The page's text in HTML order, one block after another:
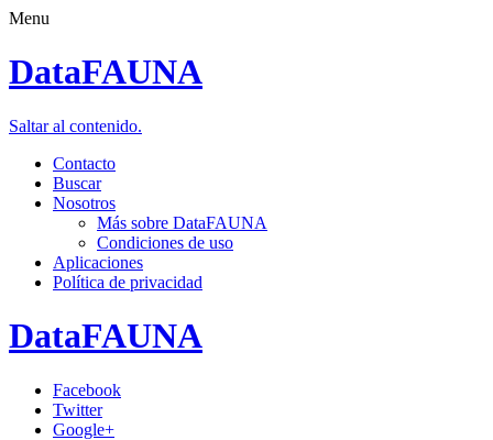
Menu
DataFAUNA
Saltar al contenido.
Contacto
Buscar
Nosotros
Más sobre DataFAUNA
Condiciones de uso
Aplicaciones
Política de privacidad
DataFAUNA
Facebook
Twitter
Google+